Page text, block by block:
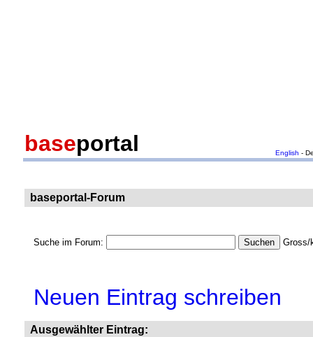
baseportal English -
baseportal-Forum
Suche im Forum: Gross/
Neuen Eintrag schreiben
Ausgewählter Eintrag: